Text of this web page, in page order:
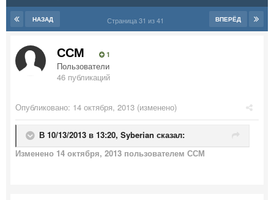
НАЗАД ВПЕРЁД
Страница 31 из 41
ССМ 1
Пользователи
46 публикаций
Опубликовано: 14 октября, 2013 (изменено)
В 10/13/2013 в 13:20, Syberian сказал:
Изменено 14 октября, 2013 пользователем ССМ